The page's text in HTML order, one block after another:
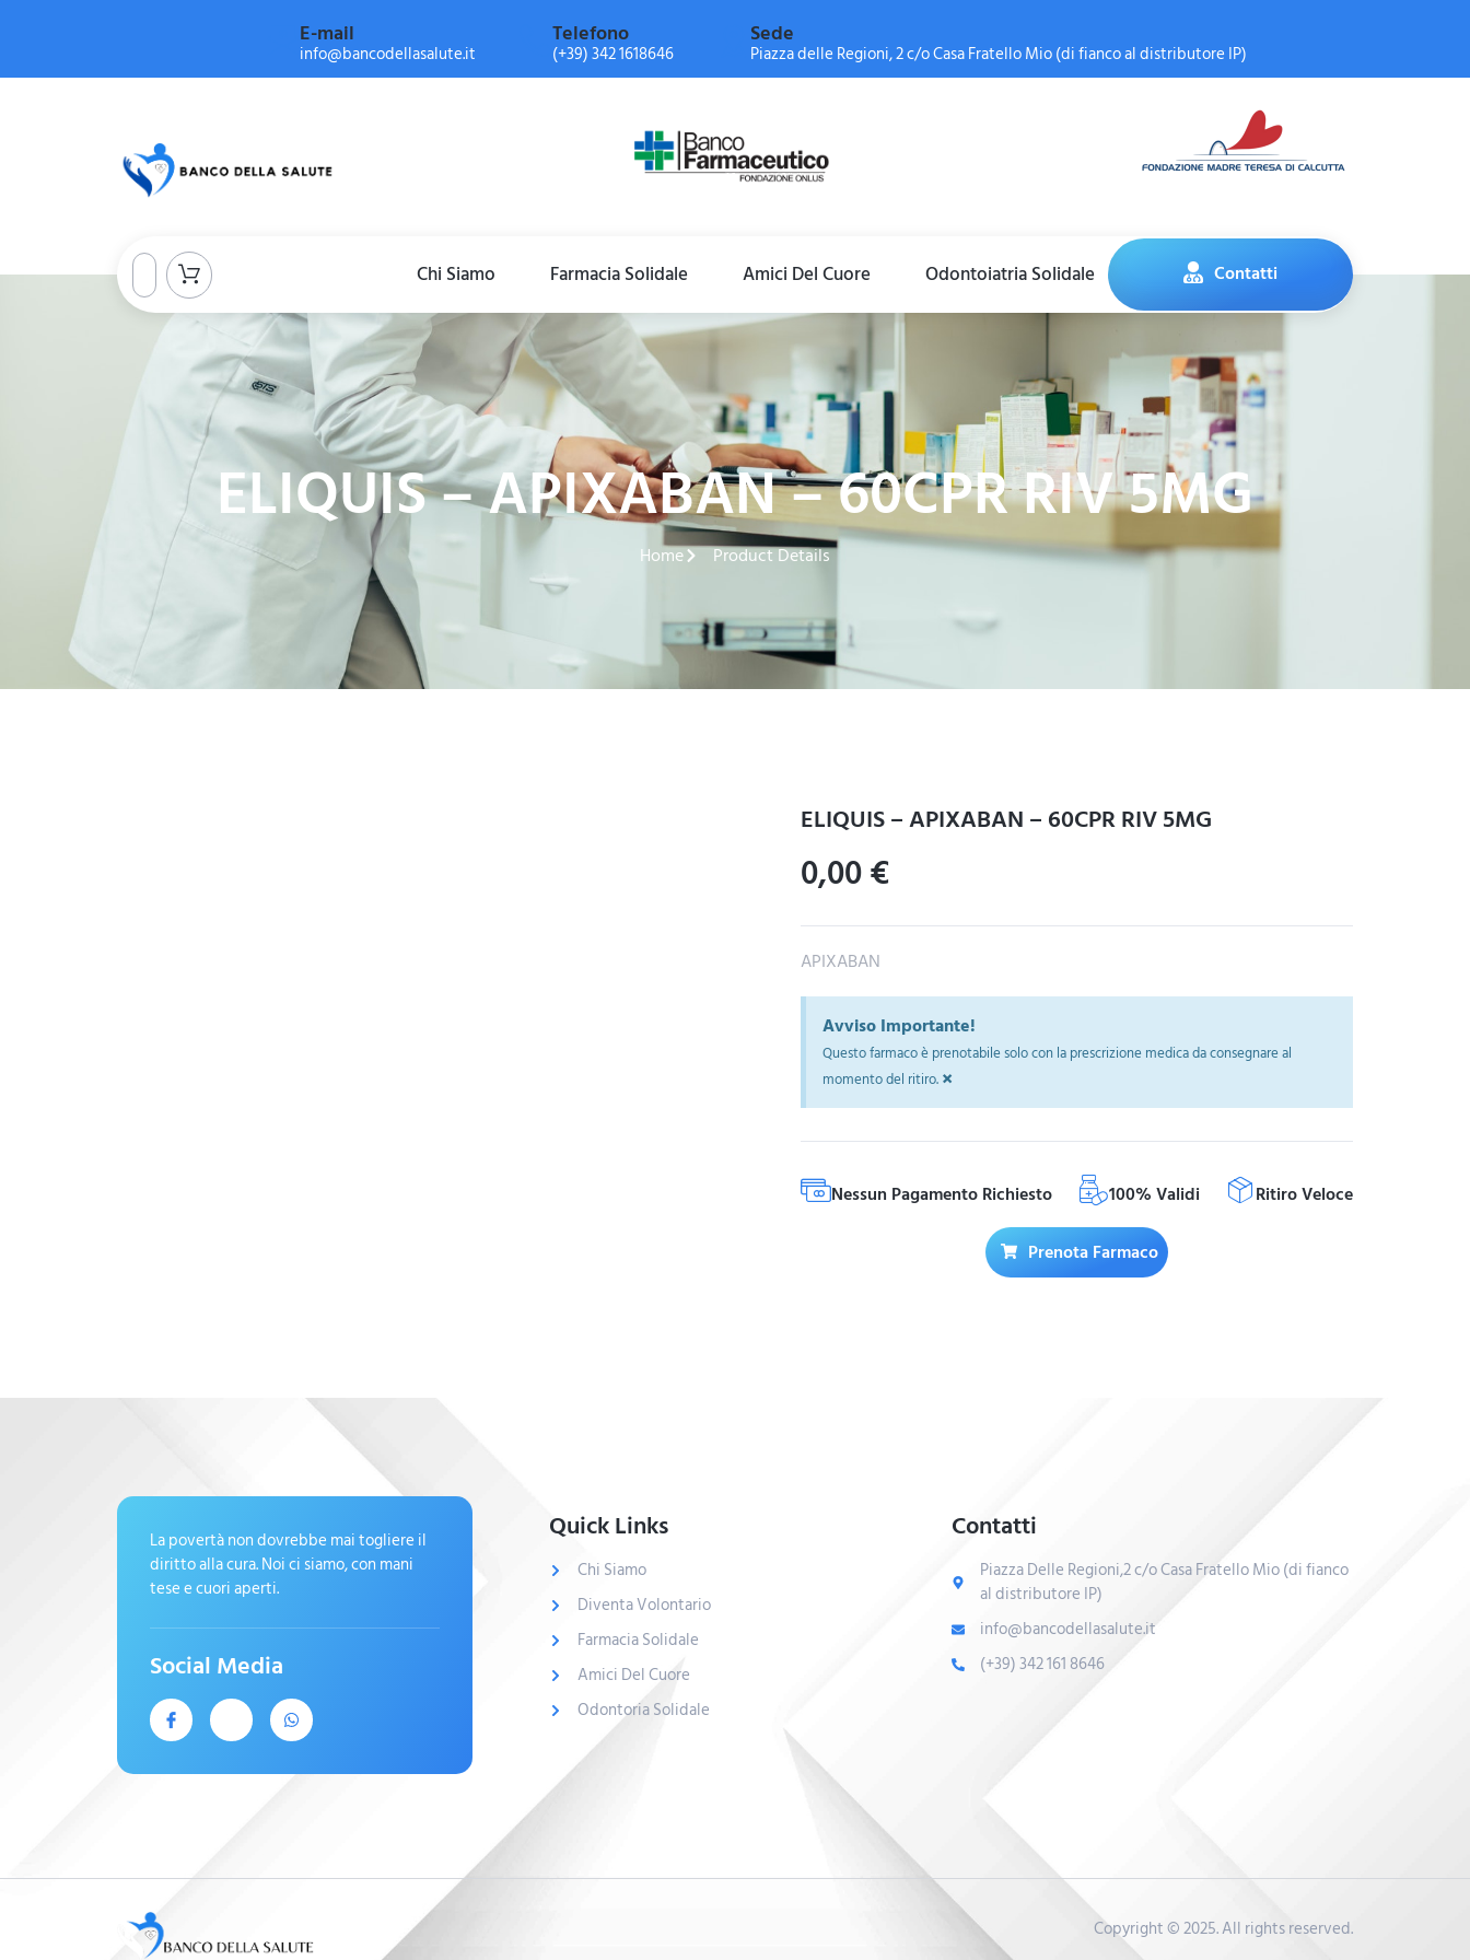
E-mail
info@bancodellasalute.it
Telefono
(+39) 342 1618646
Sede
Piazza delle Regioni, 2 c/o Casa Fratello Mio (di fianco al distributore IP)
Chi Siamo Farmacia Solidale Amici Del Cuore Odontoiatria Solidale Contatti
ELIQUIS – APIXABAN – 60CPR RIV 5MG
Home Product Details
ELIQUIS – APIXABAN – 60CPR RIV 5MG
0,00€
APIXABAN
Avviso Importante!
Questo farmaco è prenotabile solo con la prescrizione medica da consegnare al
momento del ritiro.×
Nessun Pagamento Richiesto 100% Validi Ritiro Veloce
Prenota Farmaco
La povertà non dovrebbe mai togliere il
diritto alla cura. Noi ci siamo, con mani
tese e cuori aperti.
Social Media
Quick Links
Chi Siamo
Diventa Volontario
Farmacia Solidale
Amici Del Cuore
Odontoria Solidale
Contatti
Piazza Delle Regioni,2 c/o Casa Fratello Mio (di fianco
al distributore IP)
info@bancodellasalute.it
(+39) 342 161 8646
Copyright © 2025. All rights reserved.